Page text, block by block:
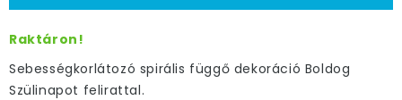
Raktáron!
Sebességkorlátozó spirális függő dekoráció Boldog
Szülinapot felirattal.